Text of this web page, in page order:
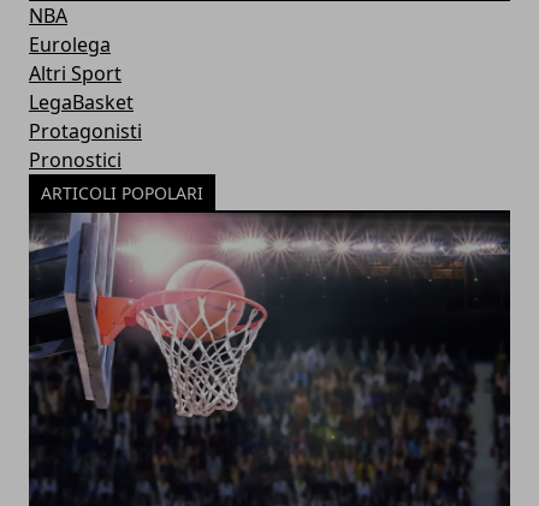
NBA
Eurolega
Altri Sport
LegaBasket
Protagonisti
Pronostici
ARTICOLI POPOLARI